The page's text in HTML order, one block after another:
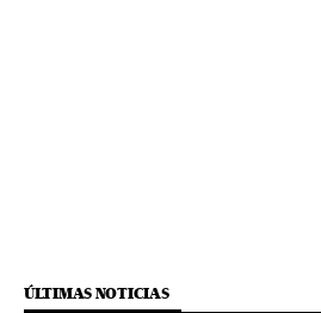
ÚLTIMAS NOTICIAS